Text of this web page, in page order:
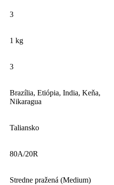
3
1 kg
3
Brazília, Etiópia, India, Keňa,
Nikaragua
Taliansko
80A/20R
Stredne pražená (Medium)